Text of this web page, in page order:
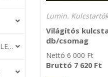
TÖMÍTŐ TÁBLA - SZIGETELŐ LEMEZ
Lumin. Kulcstartók
Világítós
db/csomag
Nettó 6 000 Ft
Bruttó 7 620 Ft